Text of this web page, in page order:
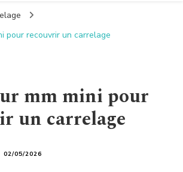
pour recouvrir un carrelage
mm mini pour
un carrelage
02/05/2026